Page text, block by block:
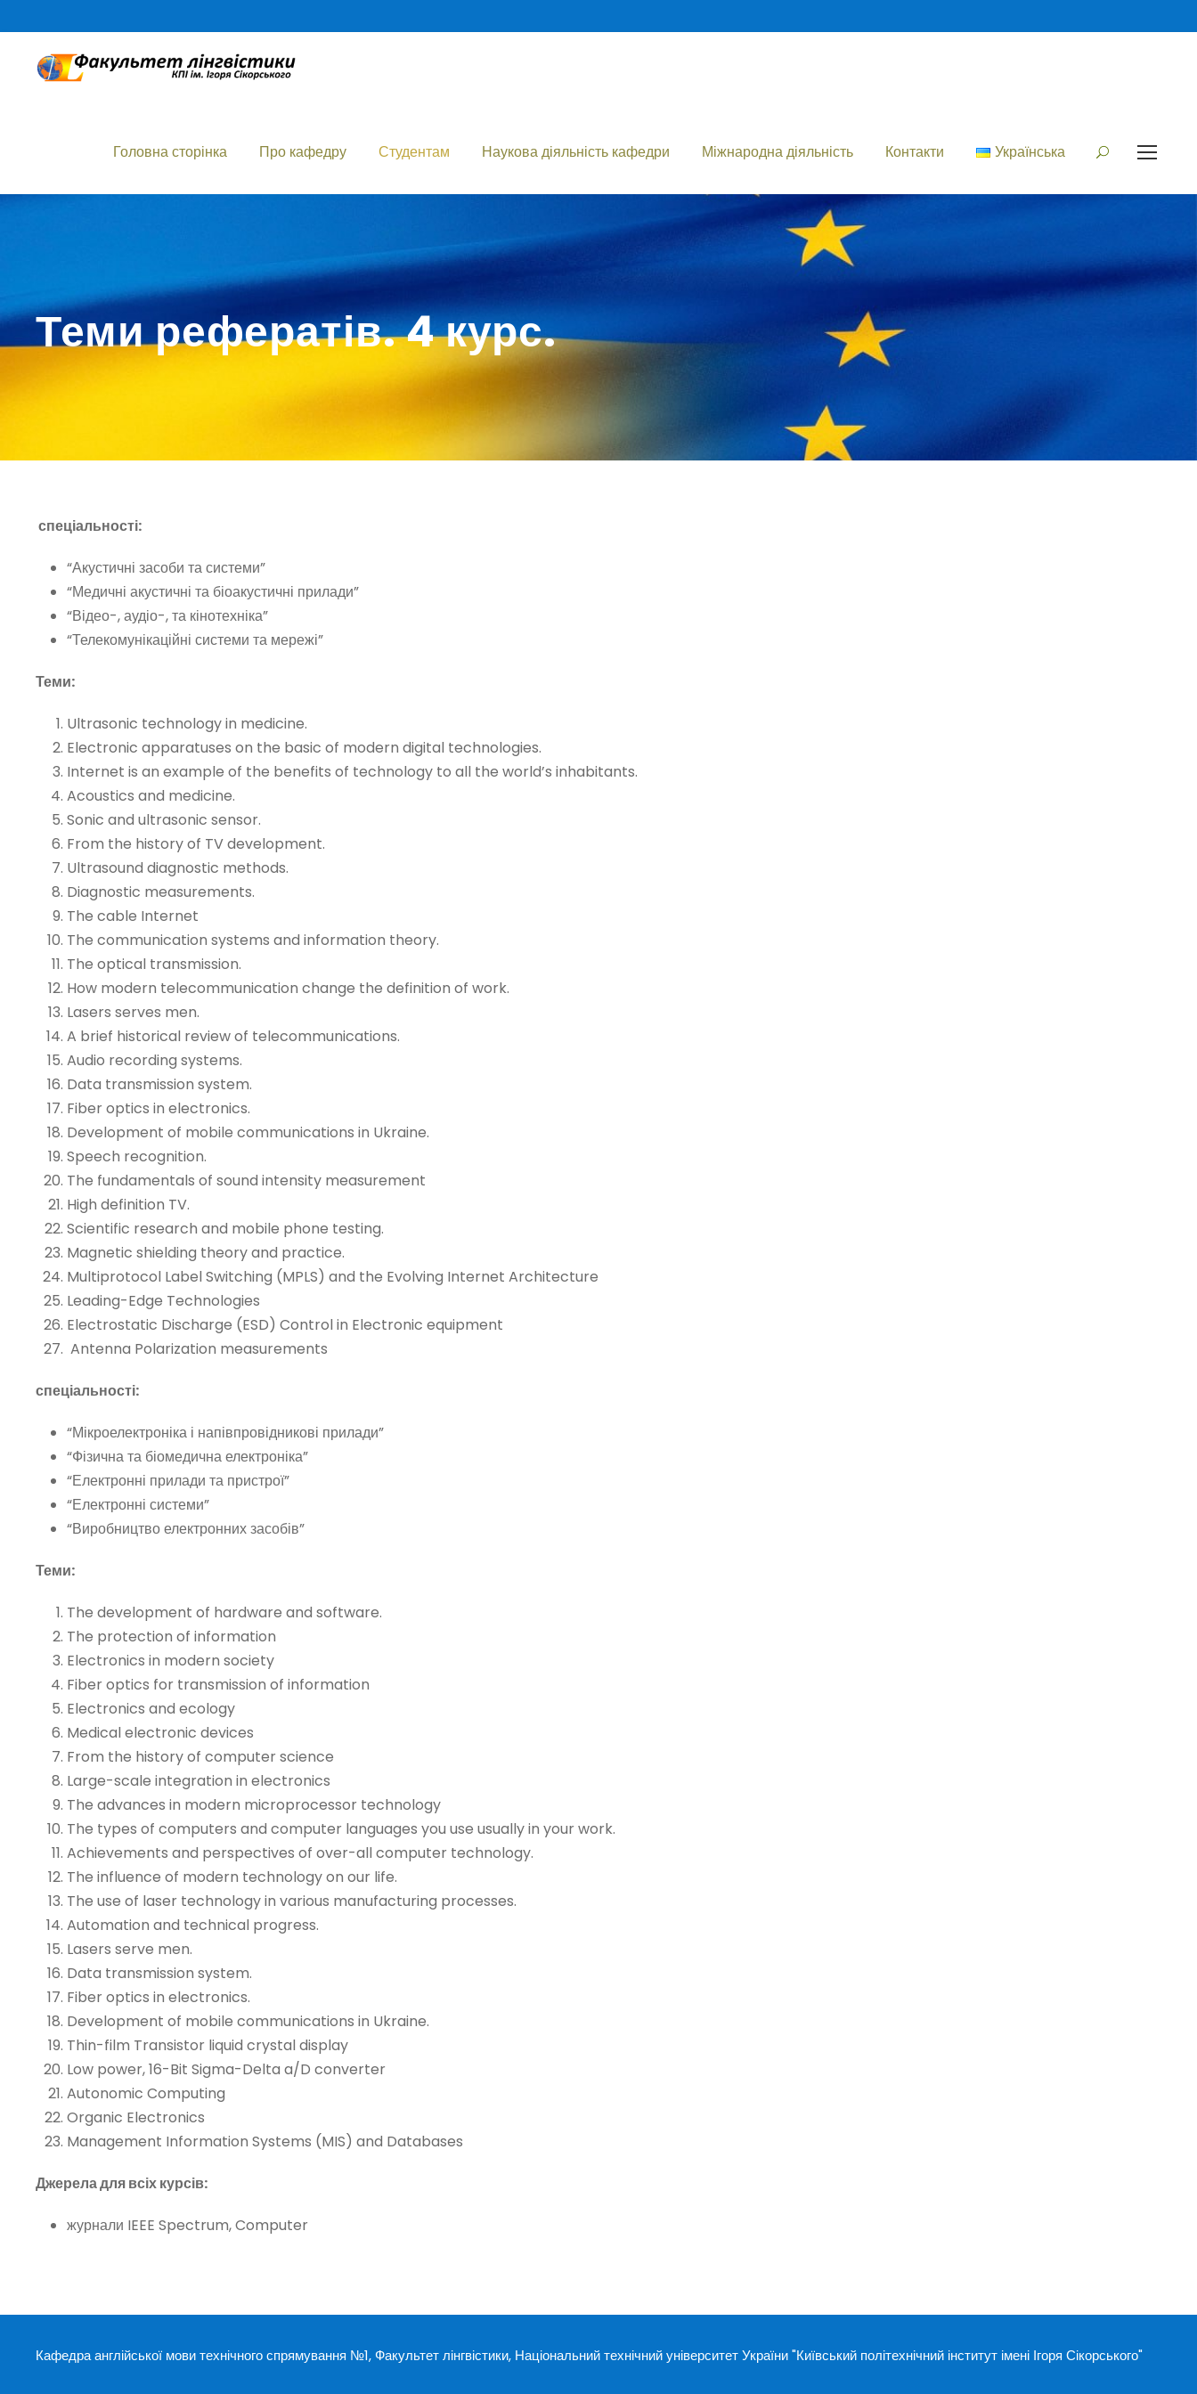
Головна сторінка Про кафедру Студентам Наукова діяльність кафедри Міжнародна діяльність Контакти Українська
Теми рефератів. 4 курс.
спеціальності:
“Акустичні засоби та системи”
“Медичні акустичні та біоакустичні прилади”
“Відео-, аудіо-, та кінотехніка”
“Телекомунікаційні системи та мережі”
Теми:
Ultrasonic technology in medicine.
Electronic apparatuses on the basic of modern digital technologies.
Internet is an example of the benefits of technology to all the world’s inhabitants.
Acoustics and medicine.
Sonic and ultrasonic sensor.
From the history of TV development.
Ultrasound diagnostic methods.
Diagnostic measurements.
The cable Internet
The communication systems and information theory.
The optical transmission.
How modern telecommunication change the definition of work.
Lasers serves men.
A brief historical review of telecommunications.
Audio recording systems.
Data transmission system.
Fiber optics in electronics.
Development of mobile communications in Ukraine.
Speech recognition.
The fundamentals of sound intensity measurement
High definition TV.
Scientific research and mobile phone testing.
Magnetic shielding theory and practice.
Multiprotocol Label Switching (MPLS) and the Evolving Internet Architecture
Leading-Edge Technologies
Electrostatic Discharge (ESD) Control in Electronic equipment
Antenna Polarization measurements
спеціальності:
“Мікроелектроніка і напівпровідникові прилади”
“Фізична та біомедична електроніка”
“Електронні прилади та пристрої”
“Електронні системи”
“Виробництво електронних засобів”
Теми:
The development of hardware and software.
The protection of information
Electronics in modern society
Fiber optics for transmission of information
Electronics and ecology
Medical electronic devices
From the history of computer science
Large-scale integration in electronics
The advances in modern microprocessor technology
The types of computers and computer languages you use usually in your work.
Achievements and perspectives of over-all computer technology.
The influence of modern technology on our life.
The use of laser technology in various manufacturing processes.
Automation and technical progress.
Lasers serve men.
Data transmission system.
Fiber optics in electronics.
Development of mobile communications in Ukraine.
Thin-film Transistor liquid crystal display
Low power, 16-Bit Sigma-Delta a/D converter
Autonomic Computing
Organic Electronics
Management Information Systems (MIS) and Databases
Джерела для всіх курсів:
журнали IEEE Spectrum, Computer
Кафедра англійської мови технічного спрямування №1, Факультет лінгвістики, Національний технічний університет України "Київський політехнічний інститут імені Ігоря Сікорського"